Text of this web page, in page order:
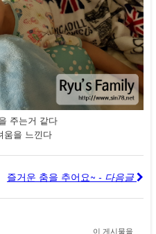
주는거 같다
움을 느낀다
즐거운 춤을 추어요~ - 다음글
이 게시물을